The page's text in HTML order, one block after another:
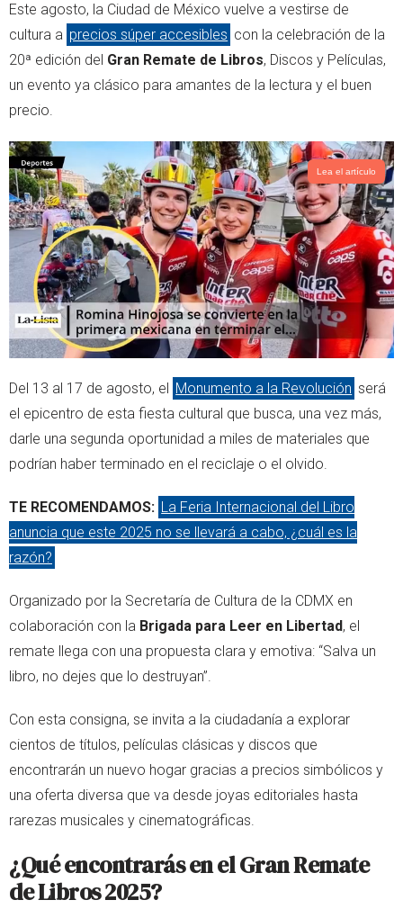
t
t
e
r
t
s
a
p
p
Este agosto, la Ciudad de México vuelve a vestirse de
cultura a precios súper accesibles con la celebración de la
20ª edición del Gran Remate de Libros, Discos y Películas,
un evento ya clásico para amantes de la lectura y el buen
precio.
Lea el artículo
Del 13 al 17 de agosto, el Monumento a la Revolución será
el epicentro de esta fiesta cultural que busca, una vez más,
darle una segunda oportunidad a miles de materiales que
podrían haber terminado en el reciclaje o el olvido.
TE RECOMENDAMOS: La Feria Internacional del Libro
anuncia que este 2025 no se llevará a cabo, ¿cuál es la
razón?
Organizado por la Secretaría de Cultura de la CDMX en
colaboración con la Brigada para Leer en Libertad, el
remate llega con una propuesta clara y emotiva: “Salva un
libro, no dejes que lo destruyan”.
Con esta consigna, se invita a la ciudadanía a explorar
cientos de títulos, películas clásicas y discos que
encontrarán un nuevo hogar gracias a precios simbólicos y
una oferta diversa que va desde joyas editoriales hasta
rarezas musicales y cinematográficas.
¿Qué encontrarás en el Gran Remate
de Libros 2025?